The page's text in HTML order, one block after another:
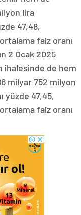
lira
47,48,
faiz oranı
2 Ocak 2025
ihalesinde de hem
milyar 752 milyon
yüzde 47,45,
faiz oranı